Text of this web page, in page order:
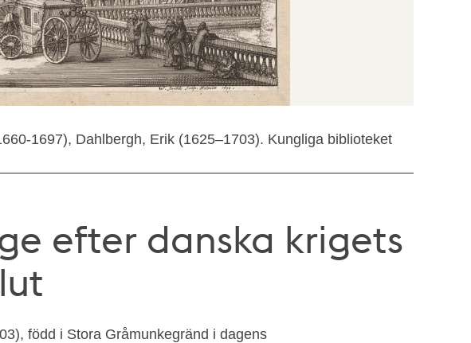
1697), Dahlbergh, Erik (1625–1703). Kungliga biblioteket
efter danska krigets
född i Stora Gråmunkegränd i dagens